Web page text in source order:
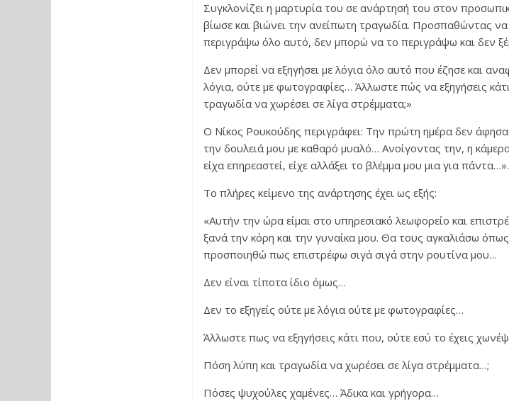
Συγκλονίζει η μαρτυρία του σε ανάρτησή του στον
βίωσε και βιώνει την ανείπωτη τραγωδία. Προσπαθώντας
περιγράψω όλο αυτό, δεν μπορώ να το περιγράψω και δεν
Δεν μπορεί να εξηγήσει με λόγια όλο αυτό που έζησε και
λόγια, ούτε με φωτογραφίες… Άλλωστε πώς να εξηγήσεις
τραγωδία να χωρέσει σε λίγα στρέμματα;»
Ο Νίκος Ρουκούδης περιγράφει: Την πρώτη ημέρα δεν
την δουλειά μου με καθαρό μυαλό… Ανοίγοντας την, η
είχα επηρεαστεί, είχε αλλάξει το βλέμμα μου μια για πάντα…».
Το πλήρες κείμενο της ανάρτησης έχει ως εξής:
«Αυτήν την ώρα είμαι στο υπηρεσιακό λεωφορείο και
ξανά την κόρη και την γυναίκα μου. Θα τους αγκαλιάσω
προσποιηθώ πως επιστρέφω σιγά σιγά στην ρουτίνα μου…
Δεν είναι τίποτα ίδιο όμως…
Δεν το εξηγείς ούτε με λόγια ούτε με φωτογραφίες…
Άλλωστε πως να εξηγήσεις κάτι που, ούτε εσύ το έχεις
Πόση λύπη και τραγωδία να χωρέσει σε λίγα στρέμματα…;
Πόσες ψυχούλες χαμένες… Άδικα και γρήγορα…